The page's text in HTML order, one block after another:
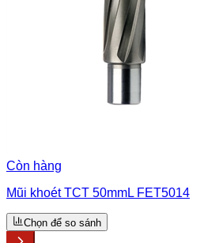
Còn hàng
Mũi khoét TCT 50mmL FET5014
Chọn để so sánh